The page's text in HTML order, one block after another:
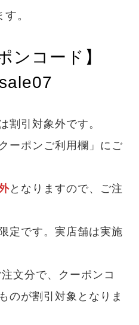
す。
ンコード】
割引対象外です。
ーポンご利用欄」にご
となりますので、ご注
定です。実店舗は実施
文分で、クーポンコ
のが割引対象となりま